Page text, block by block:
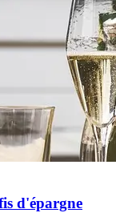
d'épargne